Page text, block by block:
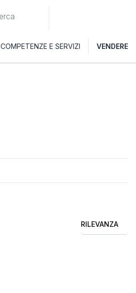
COMPETENZE E SERVIZI VENDERE
RILEVANZA